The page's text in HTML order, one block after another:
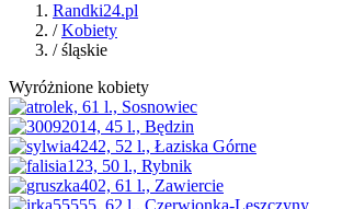
Randki24.pl
/Kobiety
/ śląskie
Wyróżnione kobiety